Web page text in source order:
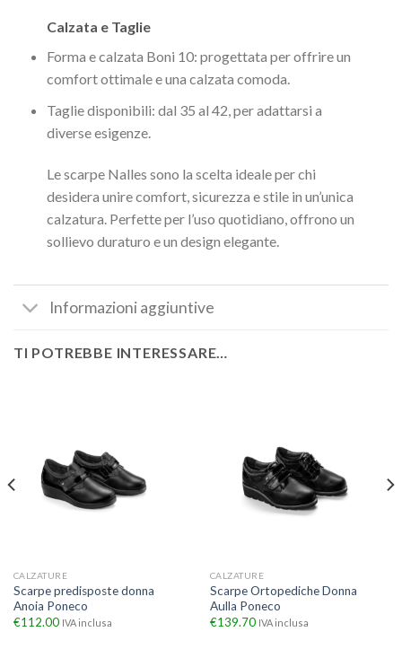
Calzata e Taglie
Forma e calzata Boni 10: progettata per offrire un
comfort ottimale e una calzata comoda.
Taglie disponibili: dal 35 al 42, per adattarsi a
diverse esigenze.
Le scarpe Nalles sono la scelta ideale per chi
desidera unire comfort, sicurezza e stile in un’unica
calzatura. Perfette per l’uso quotidiano, offrono un
sollievo duraturo e un design elegante.
Informazioni aggiuntive
TI POTREBBE INTERESSARE…
CALZATURE
Scarpe predisposte donna
Anoia Poneco
€112.00 IVA inclusa
CALZATURE
Scarpe Ortopediche Donna
Aulla Poneco
€139.70 IVA inclusa